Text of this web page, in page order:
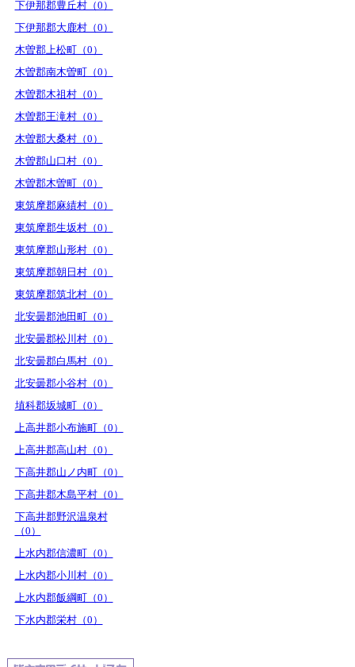
下伊那郡豊丘村（0）
下伊那郡大鹿村（0）
木曽郡上松町（0）
木曽郡南木曽町（0）
木曽郡木祖村（0）
木曽郡王滝村（0）
木曽郡大桑村（0）
木曽郡山口村（0）
木曽郡木曽町（0）
東筑摩郡麻績村（0）
東筑摩郡生坂村（0）
東筑摩郡山形村（0）
東筑摩郡朝日村（0）
東筑摩郡筑北村（0）
北安曇郡池田町（0）
北安曇郡松川村（0）
北安曇郡白馬村（0）
北安曇郡小谷村（0）
埴科郡坂城町（0）
上高井郡小布施町（0）
上高井郡高山村（0）
下高井郡山ノ内町（0）
下高井郡木島平村（0）
下高井郡野沢温泉村
（0）
上水内郡信濃町（0）
上水内郡小川村（0）
上水内郡飯綱町（0）
下水内郡栄村（0）